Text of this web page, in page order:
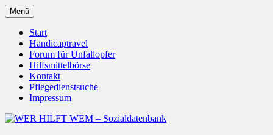
Zum
Inhalt
springen
WER HILFT WEM –
Sozialdatenbank
Menü
Start
Handicaptravel
Forum für Unfallopfer
Hilfsmittelbörse
Kontakt
Pflegedienstsuche
Impressum